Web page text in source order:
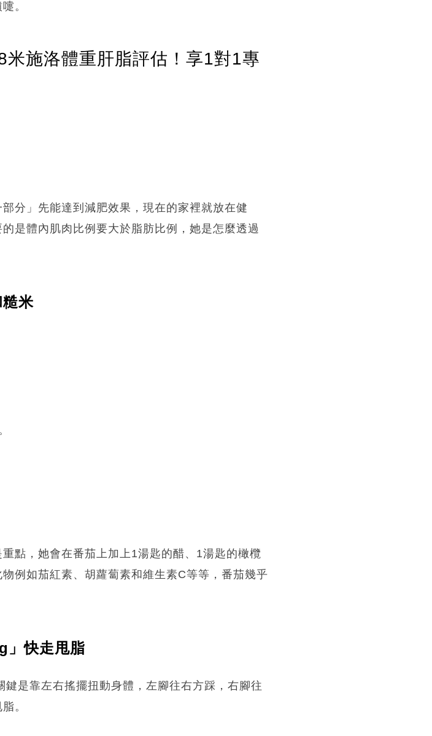
。
米施洛體重肝脂評估！享1對1專
分」先能達到減肥效果，現在的家裡就放在健
是體內肌肉比例要大於脂肪比例，她是怎麼透過
米
點，她會在番茄上加上1湯匙的醋、1湯匙的橄欖
例如茄紅素、胡蘿蔔素和維生素C等等，番茄幾乎
」快走甩脂
是靠左右搖擺扭動身體，左腳往右方踩，右腳往
。